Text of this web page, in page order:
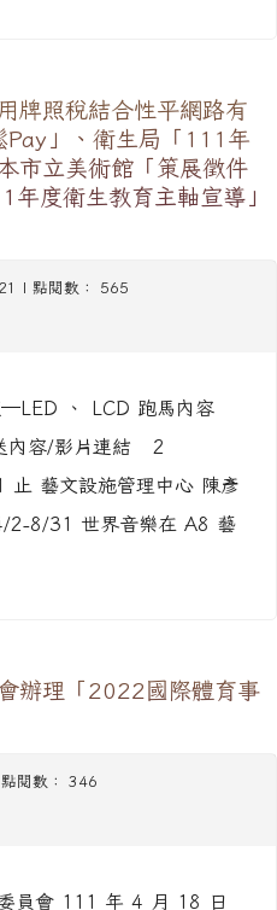
牌照稅結合性平網路有
市立美術館「策展徵件
年度衛生教育主軸宣導」
| 點閱數： 565
、 LCD 跑馬內容
內容/影片連結 2
辦理「2022國際體育事
閱數： 346